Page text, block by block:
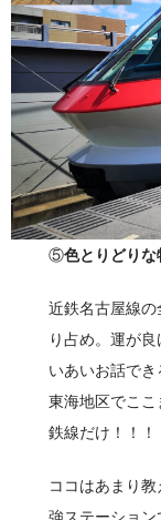
⑤色とりどりな
近鉄名古屋線
り占め。運が
いあいお話で
東海地区でこ
鉄線だけ！！！
ココはあまり